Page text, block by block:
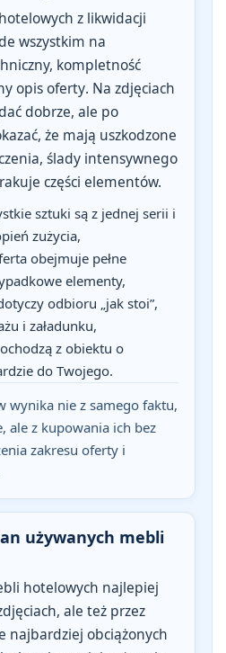
z likwidacji
wszystkim na
kompletność
opis oferty. Na zdjęciach
dobrze, ale po
że mają uszkodzone
ślady intensywnego
części elementów.
sztuki są z jednej serii i
zużycia,
obejmuje pełne
elementy,
odbioru „jak stoi”,
i załadunku,
z obiektu o
do Twojego.
wynika nie z samego faktu,
ale z kupowania ich bez
zakresu oferty i
używanych mebli
hotelowych najlepiej
ale też przez
najbardziej obciążonych